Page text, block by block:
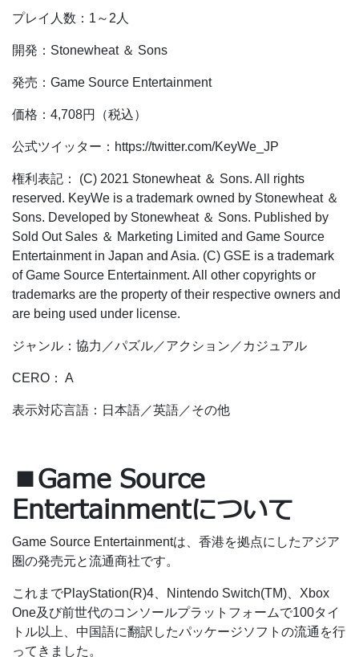
プレイ人数：1～2人
開発：Stonewheat ＆ Sons
発売：Game Source Entertainment
価格：4,708円（税込）
公式ツイッター：https://twitter.com/KeyWe_JP
権利表記： (C) 2021 Stonewheat ＆ Sons. All rights
reserved. KeyWe is a trademark owned by Stonewheat ＆
Sons. Developed by Stonewheat ＆ Sons. Published by
Sold Out Sales ＆ Marketing Limited and Game Source
Entertainment in Japan and Asia. (C) GSE is a trademark
of Game Source Entertainment. All other copyrights or
trademarks are the property of their respective owners and
are being used under license.
ジャンル：協力／パズル／アクション／カジュアル
CERO： A
表示対応言語：日本語／英語／その他
■Game Source
Entertainmentについて
Game Source Entertainmentは、香港を拠点にしたアジア
圏の発売元と流通商社です。
これまでPlayStation(R)4、Nintendo Switch(TM)、Xbox
One及び前世代のコンソールプラットフォームで100タイ
トル以上、中国語に翻訳したパッケージソフトの流通を行
ってきました。